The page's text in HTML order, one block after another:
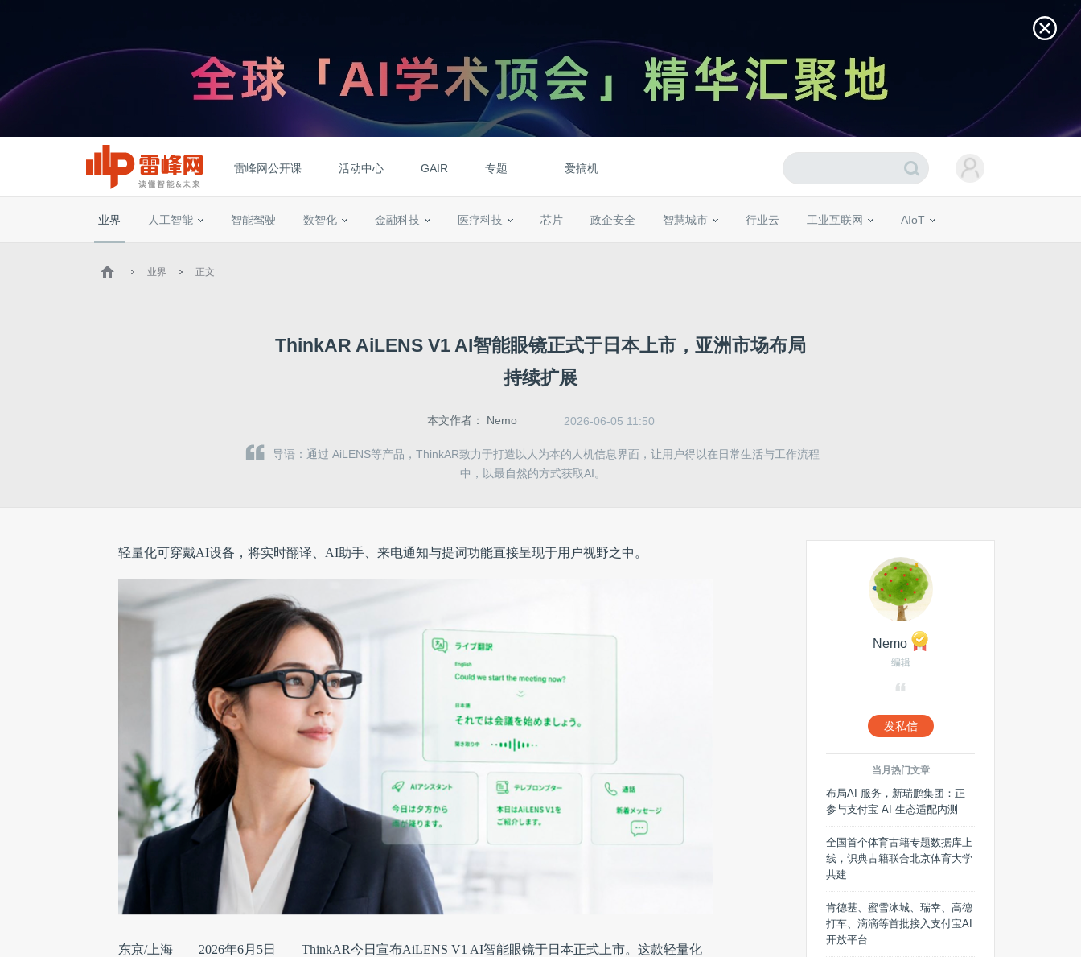
雷峰网公开课 活动中心 GAIR 专题 爱搞机
业界 人工智能 智能驾驶 数智化 金融科技 医疗科技 芯片 政企安全 智慧城市 行业云 工业互联网 AIoT
业界 正文
ThinkAR AiLENS V1 AI智能眼镜正式于日本上市，亚洲市场布局
持续扩展
本文作者： Nemo 2026-06-05 11:50
导语：通过 AiLENS等产品，ThinkAR致力于打造以人为本的人机信息界面，让用户得以在日常生活与工作流程
中，以最自然的方式获取AI。
轻量化可穿戴AI设备，将实时翻译、AI助手、来电通知与提词功能直接呈现于用户视野之中。
东京/上海——2026年6月5日——ThinkAR今日宣布AiLENS V1 AI智能眼镜于日本正式上市。这款轻量化
Nemo
编辑
发私信
当月热门文章
布局AI 服务，新瑞鹏集团：正
参与支付宝 AI 生态适配内测
全国首个体育古籍专题数据库上
线，识典古籍联合北京体育大学
共建
肯德基、蜜雪冰城、瑞幸、高德
打车、滴滴等首批接入支付宝AI
开放平台